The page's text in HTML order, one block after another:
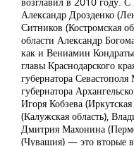
Александр Дрозденко
Ситников (Костромская
области Александр
как и Вениамин
главы Краснодарского
губернатора
губернатора
Игоря Кобзева
(Калужская область),
Дмитрия Махонина
(Чувашия) — это вторые